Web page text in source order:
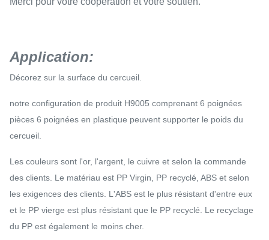
Application:
Décorez sur la surface du cercueil.
notre configuration de produit H9005 comprenant 6 poignées
pièces 6 poignées en plastique peuvent supporter le poids du
cercueil.
Les couleurs sont l'or, l'argent, le cuivre et selon la commande
des clients. Le matériau est PP Virgin, PP recyclé, ABS et selon
les exigences des clients. L'ABS est le plus résistant d'entre eux
et le PP vierge est plus résistant que le PP recyclé. Le recyclage
du PP est également le moins cher.